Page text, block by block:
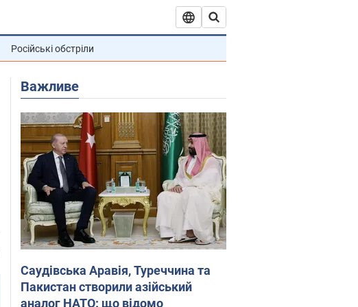
Російські обстріли
Важливе
Саудівська Аравія, Туреччина та
Пакистан створили азійський
аналог НАТО: що відомо